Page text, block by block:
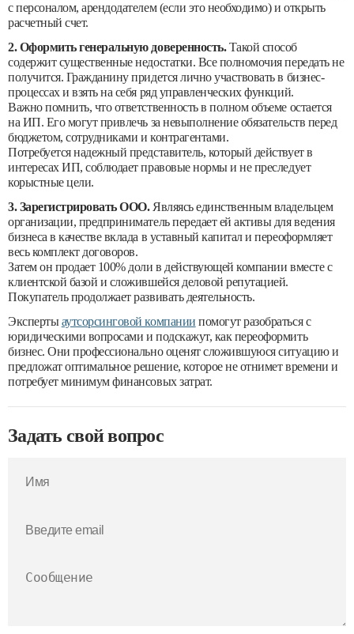
с персоналом, арендодателем (если это необходимо) и открыть
расчетный счет.
2. Оформить генеральную доверенность.Такой способ
содержит существенные недостатки. Все полномочия передать не
получится. Гражданину придется лично участвовать в бизнес-
процессах и взять на себя ряд управленческих функций.
Важно помнить, что ответственность в полном объеме остается
на ИП. Его могут привлечь за невыполнение обязательств перед
бюджетом, сотрудниками и контрагентами.
Потребуется надежный представитель, который действует в
интересах ИП, соблюдает правовые нормы и не преследует
корыстные цели.
3. Зарегистрировать ООО.Являясь единственным владельцем
организации, предприниматель передает ей активы для ведения
бизнеса в качестве вклада в уставный капитал и переоформляет
весь комплект договоров.
Затем он продает 100% доли в действующей компании вместе с
клиентской базой и сложившейся деловой репутацией.
Покупатель продолжает развивать деятельность.
Экспертыаутсорсинговой компании помогут разобраться с
юридическими вопросами и подскажут, как переоформить
бизнес. Они профессионально оценят сложившуюся ситуацию и
предложат оптимальное решение, которое не отнимет времени и
потребует минимум финансовых затрат.
Задать свой вопрос